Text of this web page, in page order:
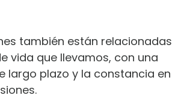
también están relacionadas
vida que llevamos, con una
largo plazo y la constancia en